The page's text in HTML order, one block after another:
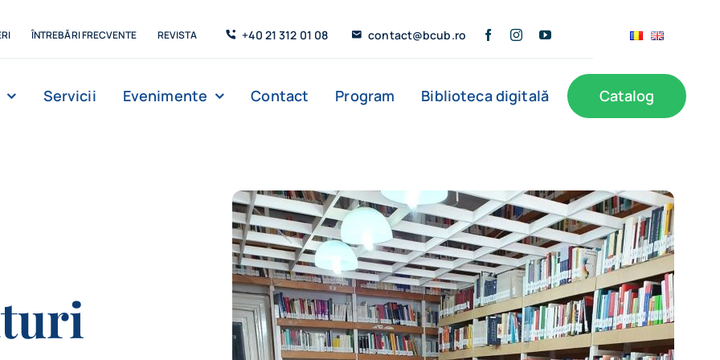
ÎNTREBĂRI FRECVENTE REVISTA +40 21 312 01 08 contact@bcub.ro
Filiale
Servicii Evenimente Contact Program Biblioteca digitală Catalog